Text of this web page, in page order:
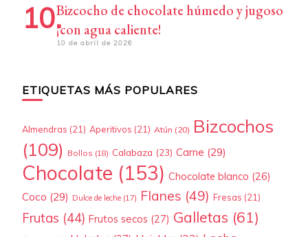
Bizcocho de chocolate húmedo y jugoso
¡con agua caliente!
10 de abril de 2026
ETIQUETAS MÁS POPULARES
Almendras (21) Aperitivos (21) Atún (20) Bizcochos
(109) Bollos (18) Calabaza (23) Carne (29)
Chocolate (153) Chocolate blanco (26)
Coco (29) Dulce de leche (17) Flanes (49) Fresas (21)
Frutas (44) Frutos secos (27) Galletas (61)